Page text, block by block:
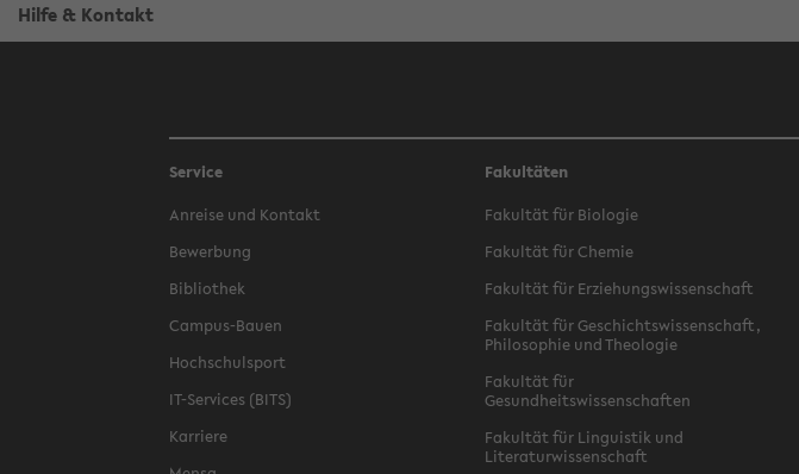
Hilfe & Kontakt
Service
Anreise und Kontakt
Bewerbung
Bibliothek
Campus-Bauen
Hochschulsport
IT-Services (BITS)
Karriere
Fakultäten
Fakultät für Biologie
Fakultät für Chemie
Fakultät für Erziehungswissenschaft
Fakultät für Geschichtswissenschaft,
Philosophie und Theologie
Fakultät für
Gesundheitswissenschaften
Fakultät für Linguistik und
Literaturwissenschaft